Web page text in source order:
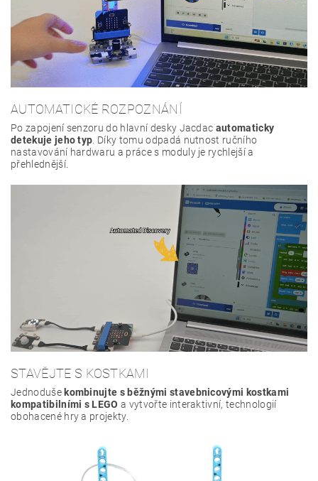
AUTOMATICKÉ ROZPOZNÁNÍ
Po zapojení senzoru do hlavní desky Jacdac automaticky
detekuje jeho typ . Díky tomu odpadá nutnost ručního
nastavování hardwaru a práce s moduly je rychlejší a
přehlednější.
STAVĚJTE S KOSTKAMI
Jednoduše kombinujte s běžnými stavebnicovými kostkami
kompatibilními s LEGO a vytvořte interaktivní, technologií
obohacené hry a projekty.